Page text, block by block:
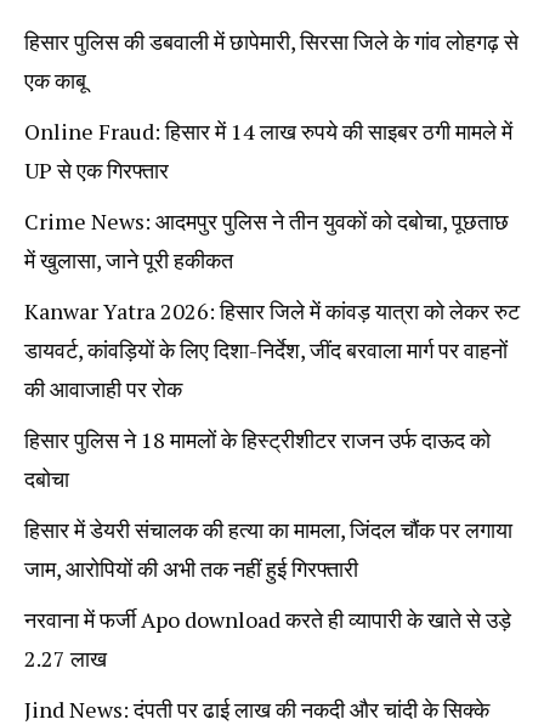
हिसार पुलिस की डबवाली में छापेमारी, सिरसा जिले के गांव लोहगढ़ से
एक काबू
Online Fraud: हिसार में 14 लाख रुपये की साइबर ठगी मामले में
UP से एक गिरफ्तार
Crime News: आदमपुर पुलिस ने तीन युवकों को दबोचा, पूछताछ
में खुलासा, जाने पूरी हकीकत
Kanwar Yatra 2026: हिसार जिले में कांवड़ यात्रा को लेकर रुट
डायवर्ट, कांवड़ियों के लिए दिशा-निर्देश, जींद बरवाला मार्ग पर वाहनों
की आवाजाही पर रोक
हिसार पुलिस ने 18 मामलों के हिस्ट्रीशीटर राजन उर्फ दाऊद को
दबोचा
हिसार में डेयरी संचालक की हत्या का मामला, जिंदल चौंक पर लगाया
जाम, आरोपियों की अभी तक नहीं हुई गिरफ्तारी
नरवाना में फर्जी Apo download करते ही व्यापारी के खाते से उड़े
2.27 लाख
Jind News: दंपती पर ढाई लाख की नकदी और चांदी के सिक्के